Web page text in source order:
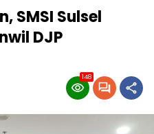
SMSI Sulsel
DJP
148